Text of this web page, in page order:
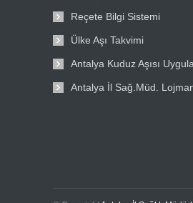
Reçete Bilgi Sistemi
Ülke Aşı Takvimi
Antalya Kuduz Aşısı
Antalya İl Sağ.Müd.